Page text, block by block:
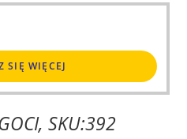
SIĘ WIĘCEJ
SKU:392